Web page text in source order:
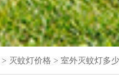
> 灭蚊灯价格 > 室外灭蚊灯多